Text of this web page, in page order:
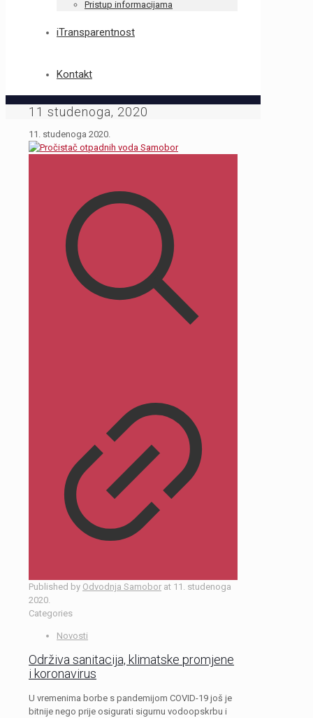
Pristup informacijama
iTransparentnost
Kontakt
11 studenoga, 2020
11. studenoga 2020.
Published by Odvodnja Samobor at 11. studenoga
2020.
Categories
Novosti
Održiva sanitacija, klimatske promjene
i koronavirus
U vremenima borbe s pandemijom COVID-19 još je
bitnije nego prije osigurati sigurnu vodoopskrbu i